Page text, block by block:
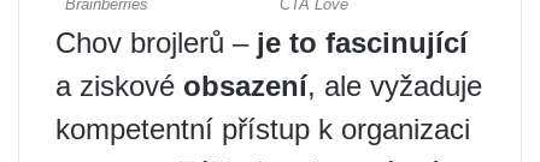
Chov brojlerů – je to fascinující
a ziskové obsazení, ale vyžaduje
kompetentní přístup k organizaci